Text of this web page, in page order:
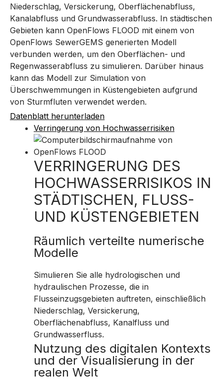
Niederschlag, Versickerung, Oberflächenabfluss,
Kanalabfluss und Grundwasserabfluss. In städtischen
Gebieten kann OpenFlows FLOOD mit einem von
OpenFlows SewerGEMS generierten Modell
verbunden werden, um den Oberflächen- und
Regenwasserabfluss zu simulieren. Darüber hinaus
kann das Modell zur Simulation von
Überschwemmungen in Küstengebieten aufgrund
von Sturmfluten verwendet werden.
Datenblatt herunterladen
Verringerung von Hochwasserrisiken
VERRINGERUNG DES
HOCHWASSERRISIKOS IN
STÄDTISCHEN, FLUSS-
UND KÜSTENGEBIETEN
Räumlich verteilte numerische
Modelle
Simulieren Sie alle hydrologischen und
hydraulischen Prozesse, die in
Flusseinzugsgebieten auftreten, einschließlich
Niederschlag, Versickerung,
Oberflächenabfluss, Kanalfluss und
Grundwasserfluss.
Nutzung des digitalen Kontexts
und der Visualisierung in der
realen Welt